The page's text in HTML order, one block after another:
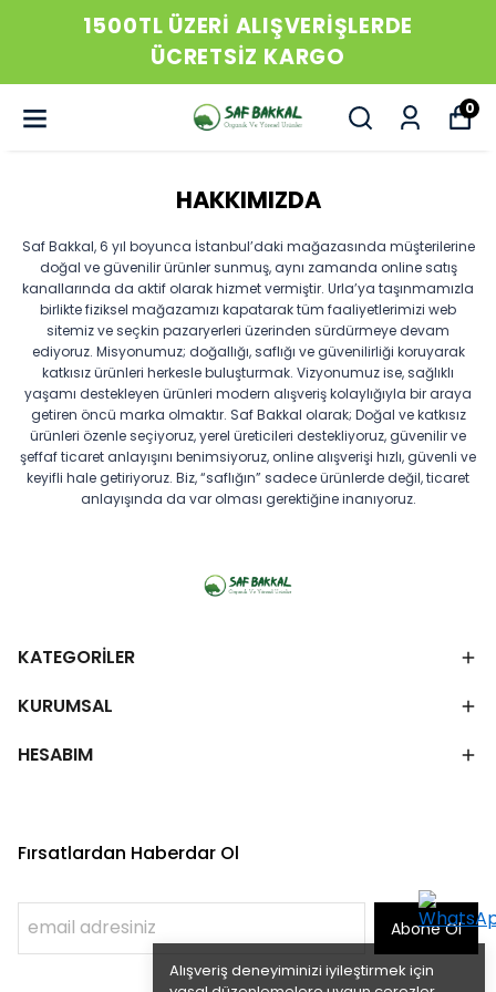
1500TL ÜZERİ ALIŞVERİŞLERDE
ÜCRETSİZ KARGO
0
Alışveriş deneyiminizi iyileştirmek için
HAKKIMIZDA
Saf Bakkal, 6 yıl boyunca İstanbul’daki mağazasında müşterilerine
doğal ve güvenilir ürünler sunmuş, aynı zamanda online satış
kanallarında da aktif olarak hizmet vermiştir. Urla’ya taşınmamızla
birlikte fiziksel mağazamızı kapatarak tüm faaliyetlerimizi web
sitemiz ve seçkin pazaryerleri üzerinden sürdürmeye devam
ediyoruz. Misyonumuz; doğallığı, saflığı ve güvenilirliği koruyarak
katkısız ürünleri herkesle buluşturmak. Vizyonumuz ise, sağlıklı
yaşamı destekleyen ürünleri modern alışveriş kolaylığıyla bir araya
getiren öncü marka olmaktır. Saf Bakkal olarak; Doğal ve katkısız
ürünleri özenle seçiyoruz, yerel üreticileri destekliyoruz, güvenilir ve
şeffaf ticaret anlayışını benimsiyoruz, online alışverişi hızlı, güvenli ve
keyifli hale getiriyoruz. Biz, “saflığın” sadece ürünlerde değil, ticaret
anlayışında da var olması gerektiğine inanıyoruz.
KATEGORİLER
KURUMSAL
HESABIM
Fırsatlardan Haberdar Ol
Abone Ol